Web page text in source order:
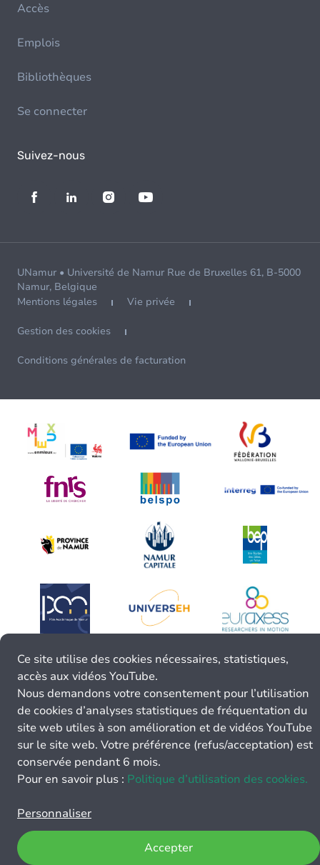
Accès
Emplois
Bibliothèques
Se connecter
Suivez-nous
UNamur • Université de Namur Rue de Bruxelles 61, B-5000
Namur, Belgique
Mentions légales
Vie privée
Gestion des cookies
Conditions générales de facturation
Ce site utilise des cookies nécessaires, statistiques,
accès aux vidéos YouTube.
Nous demandons votre consentement pour l’utilisation
de cookies d’analyses statistiques de fréquentation du
site web utiles à son amélioration et de vidéos YouTube
sur le site web. Votre préférence (refus/acceptation) est
conservée pendant 6 mois.
Pour en savoir plus : Politique d’utilisation des cookies.
Personnaliser
Accepter